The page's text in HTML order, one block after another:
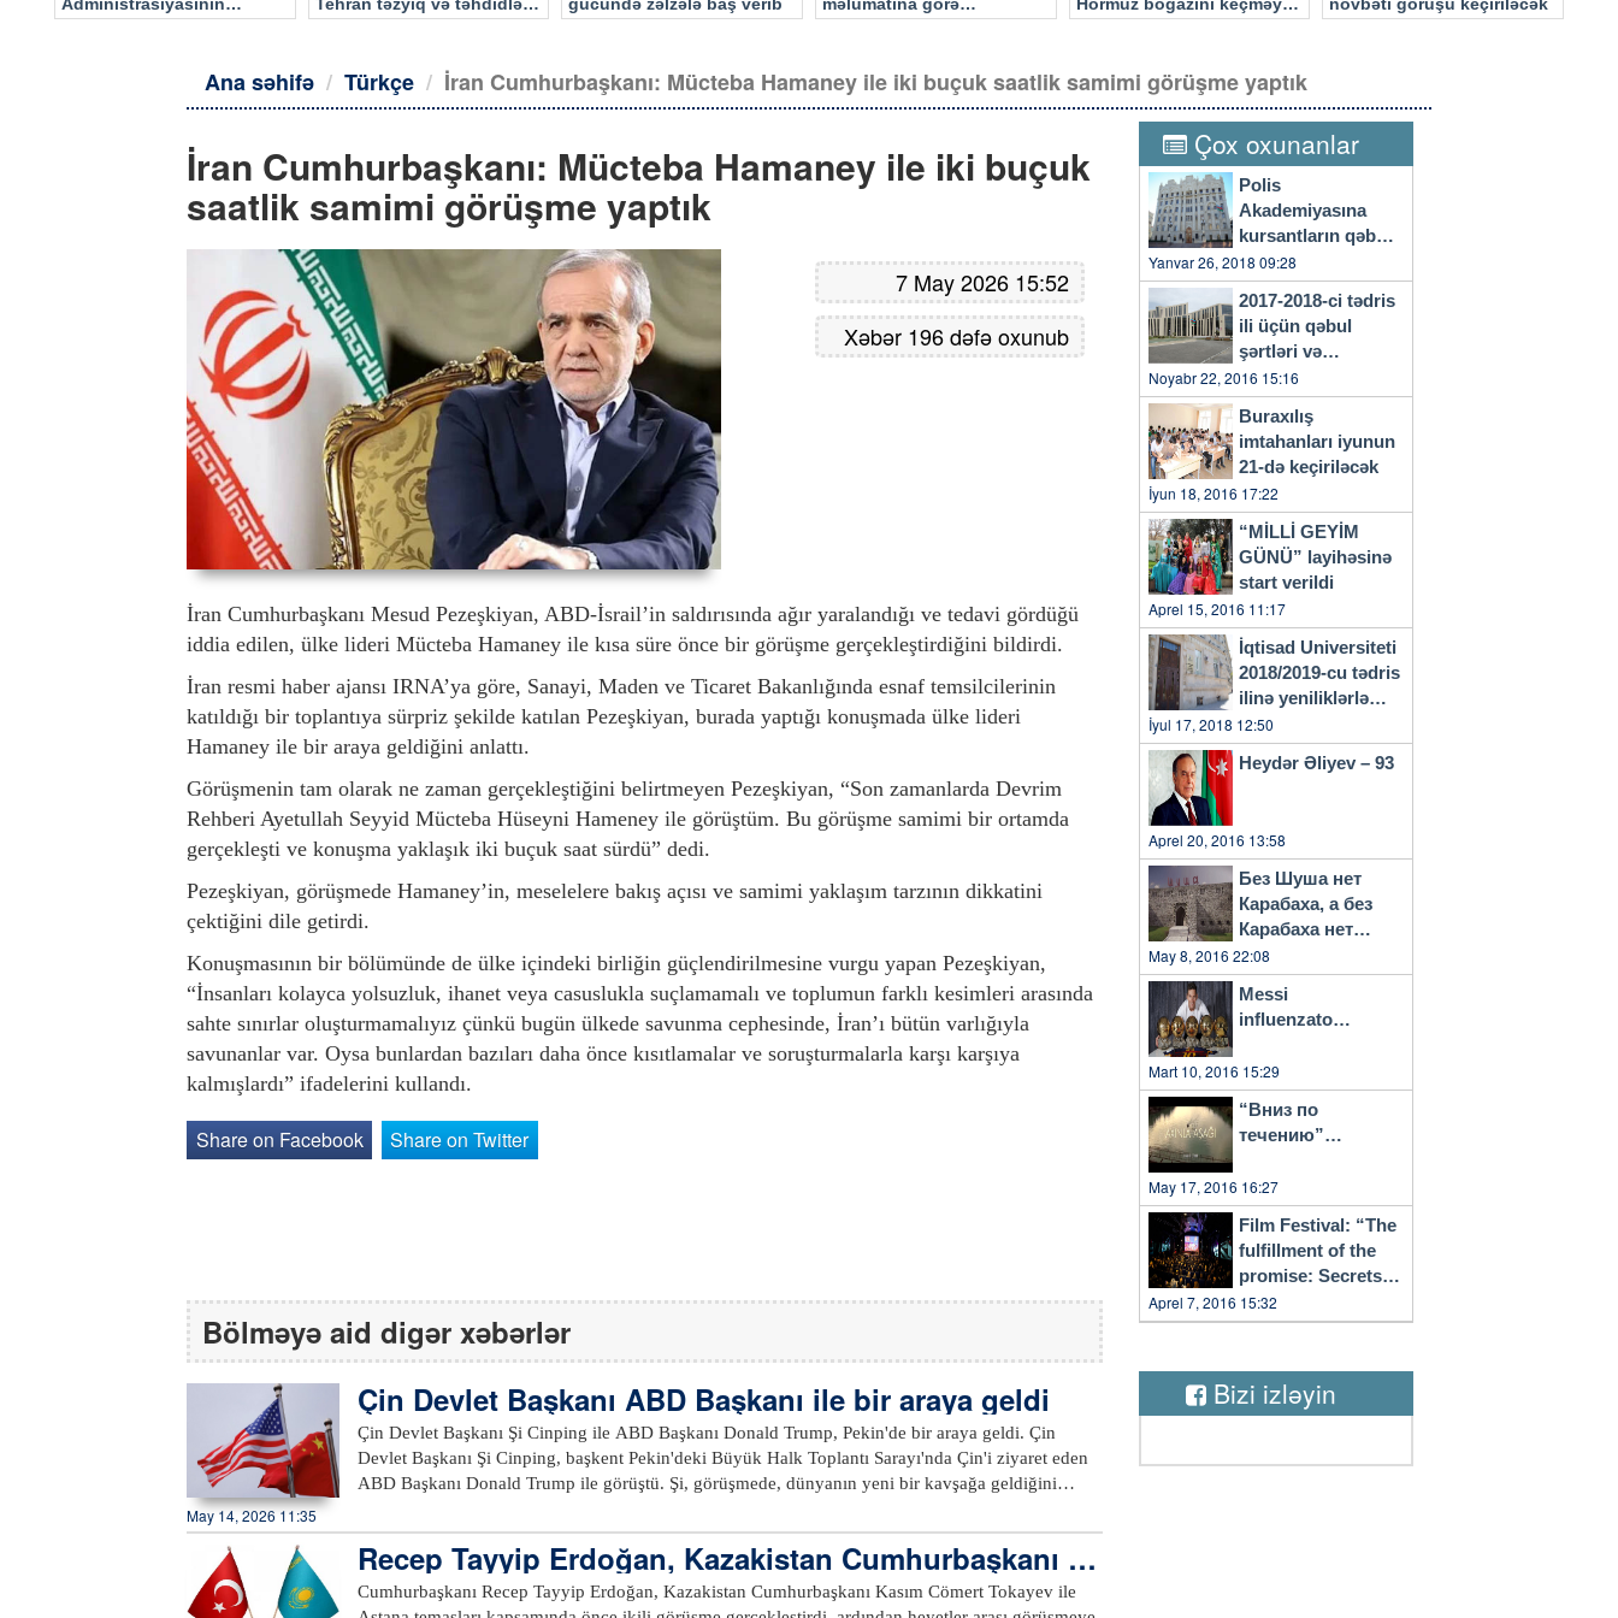
Ana səhifə Türkçe İran Cumhurbaşkanı: Mücteba Hamaney ile iki buçuk saatlik samimi görüşme yaptık
İran Cumhurbaşkanı: Mücteba Hamaney ile iki buçuk
saatlik samimi görüşme yaptık
7 May 2026 15:52
Xəbər 196 dəfə oxunub
İran Cumhurbaşkanı Mesud Pezeşkiyan, ABD-İsrail’in saldırısında ağır yaralandığı ve tedavi gördüğü
iddia edilen, ülke lideri Mücteba Hamaney ile kısa süre önce bir görüşme gerçekleştirdiğini bildirdi.
İran resmi haber ajansı IRNA’ya göre, Sanayi, Maden ve Ticaret Bakanlığında esnaf temsilcilerinin
katıldığı bir toplantıya sürpriz şekilde katılan Pezeşkiyan, burada yaptığı konuşmada ülke lideri
Hamaney ile bir araya geldiğini anlattı.
Görüşmenin tam olarak ne zaman gerçekleştiğini belirtmeyen Pezeşkiyan, “Son zamanlarda Devrim
Rehberi Ayetullah Seyyid Mücteba Hüseyni Hameney ile görüştüm. Bu görüşme samimi bir ortamda
gerçekleşti ve konuşma yaklaşık iki buçuk saat sürdü” dedi.
Pezeşkiyan, görüşmede Hamaney’in, meselelere bakış açısı ve samimi yaklaşım tarzının dikkatini
çektiğini dile getirdi.
Konuşmasının bir bölümünde de ülke içindeki birliğin güçlendirilmesine vurgu yapan Pezeşkiyan,
“İnsanları kolayca yolsuzluk, ihanet veya casuslukla suçlamamalı ve toplumun farklı kesimleri arasında
sahte sınırlar oluşturmamalıyız çünkü bugün ülkede savunma cephesinde, İran’ı bütün varlığıyla
savunanlar var. Oysa bunlardan bazıları daha önce kısıtlamalar ve soruşturmalarla karşı karşıya
kalmışlardı” ifadelerini kullandı.
Share on Facebook Share on Twitter
Bölməyə aid digər xəbərlər
Çin Devlet Başkanı ABD Başkanı ile bir araya geldi
Çin Devlet Başkanı Şi Cinping ile ABD Başkanı Donald Trump, Pekin'de bir araya geldi. Çin
Devlet Başkanı Şi Cinping, başkent Pekin'deki Büyük Halk Toplantı Sarayı'nda Çin'i ziyaret eden
ABD Başkanı Donald Trump ile görüştü. Şi, görüşmede, dünyanın yeni bir kavşağa geldiğini
bir model oluşturabilir mi? Küresel zorlukların üstesinden gelerek dünyaya daha fazla istikrar
kazandırmak için birlikte çalışabilir mi? İki halkın refahına ve insanlığın geleceğine odaklanarak
ikili ilişkiler için parlak bir gelecek yaratabilir mi? Bunlar, büyük ülke liderlerinin çağımız için
birlikte cevaplaması gereken sorulardır" dedi. Çin ile ABD arasındaki ortak çıkarların
May 14, 2026 11:35
Recep Tayyip Erdoğan, Kazakistan Cumhurbaşkanı ile
görüştü
Cumhurbaşkanı Recep Tayyip Erdoğan, Kazakistan Cumhurbaşkanı Kasım Cömert Tokayev ile
Çox oxunanlar
Polis
Akademiyasına
kursantların qəbulu
başlayıb
Yanvar 26, 2018 09:28
2017-2018-ci tədris
ili üçün qəbul
şərtləri və
qaydaları…
Noyabr 22, 2016 15:16
Buraxılış
imtahanları iyunun
21-də keçiriləcək
İyun 18, 2016 17:22
“MİLLİ GEYİM
GÜNÜ” layihəsinə
start verildi
Aprel 15, 2016 11:17
İqtisad Universiteti
2018/2019-cu tədris
ilinə yeniliklərlə
başlayacaq
İyul 17, 2018 12:50
Heydər Əliyev – 93
Aprel 20, 2016 13:58
Без Шуша нет
Карабаха, а без
Карабаха нет
Азербайджана…
May 8, 2016 22:08
Messi
influenzato…
Mart 10, 2016 15:29
“Вниз по
течению”…
May 17, 2016 16:27
Film Festival: “The
fulfillment of the
promise: Secrets
of Vilnius”
Aprel 7, 2016 15:32
Bizi izləyin